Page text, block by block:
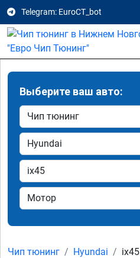
Telegram: EuroCT_bot
Выберите ваш авто:
Чип тюнинг Hyundai ix45